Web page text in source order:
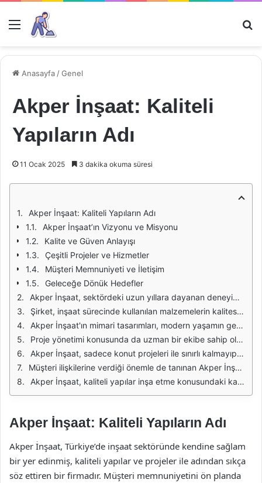
Menü
Anasayfa /Genel
Akper İnşaat: Kaliteli
Yapıların Adı
11 Ocak 2025 3 dakika okuma süresi
Akper İnşaat: Kaliteli Yapıların Adı
Akper İnşaat’ın Vizyonu ve Misyonu
Kalite ve Güven Anlayışı
Çeşitli Projeler ve Hizmetler
Müşteri Memnuniyeti ve İletişim
Geleceğe Dönük Hedefler
Akper İnşaat, sektördeki uzun yıllara dayanan deneyimi ile kaliteli yapıların inşasında öncü bir firma olarak dikkat çekiyor. Müşterilerine sunduğu projelerde, estetik ve fonksiyonelliği bir araya getirerek yaşam alanlarını dönüştürüyor. Her bir proje, titizlikle hazırlanmış planlamalar ve kaliteli işçilik ile hayata geçiriliyor. Bu sayede, Akper İnşaat, güvenilirliği ve kalitesi ile tanınan bir marka haline gelmiştir.
Şirket, inşaat sürecinde kullanılan malzemelerin kalitesine büyük önem veriyor. İnşaat sektöründeki gelişmeleri yakından takip eden Akper İnşaat, en son teknoloji ürünü malzemeleri tercih ederek, projelerinin uzun ömürlü olmasını sağlıyor. Ayrıca, çevre dostu malzemeler kullanarak, sürdürülebilir bir inşaat anlayışını benimsemektedir. Bu sayede hem doğaya duyarlı hem de kaliteli yapılar inşa etmektedir.
Akper İnşaat'ın mimari tasarımları, modern yaşamın gereksinimlerine uygun bir şekilde şekillendiriliyor. Estetik kaygıların yanı sıra, fonksiyonellik de göz önünde bulunduruluyor. Müşteri memnuniyetine odaklanan firma, projelerini oluştururken her aşamada müşteri geri dönüşlerini dikkate alıyor. Bu sayede, her yapının kendine özgü ve kullanıcı dostu olmasını sağlıyor.
Proje yönetimi konusunda da uzman bir ekibe sahip olan Akper İnşaat, projelerin zamanında ve bütçeye uygun şekilde tamamlanmasını garanti ediyor. Alanında deneyimli mühendisler ve mimarlarla çalışan firma, her aşamada kalite kontrol süreçlerini titizlikle uyguluyor. Bu sayede, inşaat sürecinde karşılaşılabilecek sorunlar en aza indiriliyor ve projeler başarıyla tamamlanıyor.
Akper İnşaat, sadece konut projeleri ile sınırlı kalmayıp, ticari alanlar ve sosyal yapılar gibi çeşitli projelere de imza atıyor. Bu çeşitlilik, firmanın sektördeki yetkinliğini gösteriyor. Her projede, müşteri ihtiyaçlarına uygun çözümler üreterek, işlevsel ve estetik mekanlar yaratıyor. Böylece, hem bireysel hem de kurumsal müşterilere hitap edebiliyor.
Müşteri ilişkilerine verdiği önemle de tanınan Akper İnşaat, satış sonrası hizmetleri ile de fark yaratıyor. Projelerin tamamlanmasının ardından, müşterilerine sunduğu destek ve danışmanlık hizmetleri ile güvenilirliğini pekiştiriyor. Bu yaklaşım, müşteri memnuniyetini artırarak firmanın itibarını güçlendiriyor.
Akper İnşaat, kaliteli yapılar inşa etme konusundaki kararlılığını ve profesyonelliğini her projede ortaya koyuyor. Sektördeki yenilikleri takip ederek, sürekli olarak kendini geliştiren firma, müşteri odaklı yaklaşımı ile inşaat alanında önemli bir oyuncu olmaya devam ediyor.
Akper İnşaat: Kaliteli Yapıların Adı
Akper İnşaat, Türkiye’de inşaat sektöründe kendine sağlam
bir yer edinmiş, kaliteli yapılar ve projeler ile adından sıkça
söz ettiren bir firmadır. Müşteri memnuniyetini ön planda